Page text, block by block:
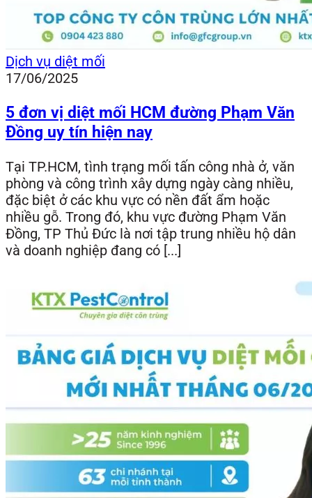
Dịch vụ diệt mối
17/06/2025
5 đơn vị diệt mối HCM đường Phạm Văn
Đồng uy tín hiện nay
Tại TP.HCM, tình trạng mối tấn công nhà ở, văn
phòng và công trình xây dựng ngày càng nhiều,
đặc biệt ở các khu vực có nền đất ẩm hoặc
nhiều gỗ. Trong đó, khu vực đường Phạm Văn
Đồng, TP Thủ Đức là nơi tập trung nhiều hộ dân
và doanh nghiệp đang có [...]